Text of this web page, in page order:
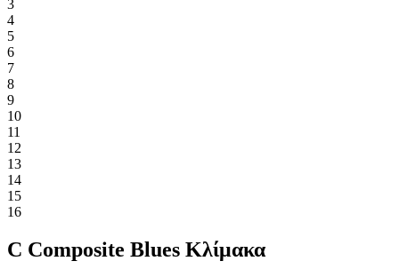
3
4
5
6
7
8
9
10
11
12
13
14
15
16
C Composite Blues Κλίμακα